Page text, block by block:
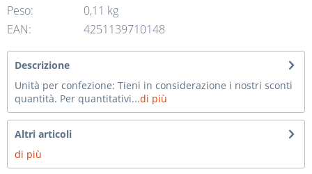
Peso:
0,11 kg
EAN:
4251139710148
Descrizione
Unità per confezione: Tieni in considerazione i nostri sconti
quantità. Per quantitativi...di più
Altri articoli
di più